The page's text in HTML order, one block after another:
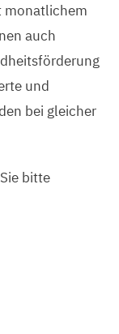
monatlichem
auch
und
bei gleicher
bitte